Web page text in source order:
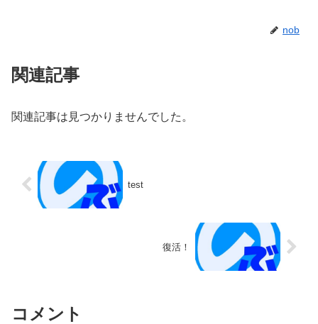
nob
関連記事
関連記事は見つかりませんでした。
test
復活！
コメント